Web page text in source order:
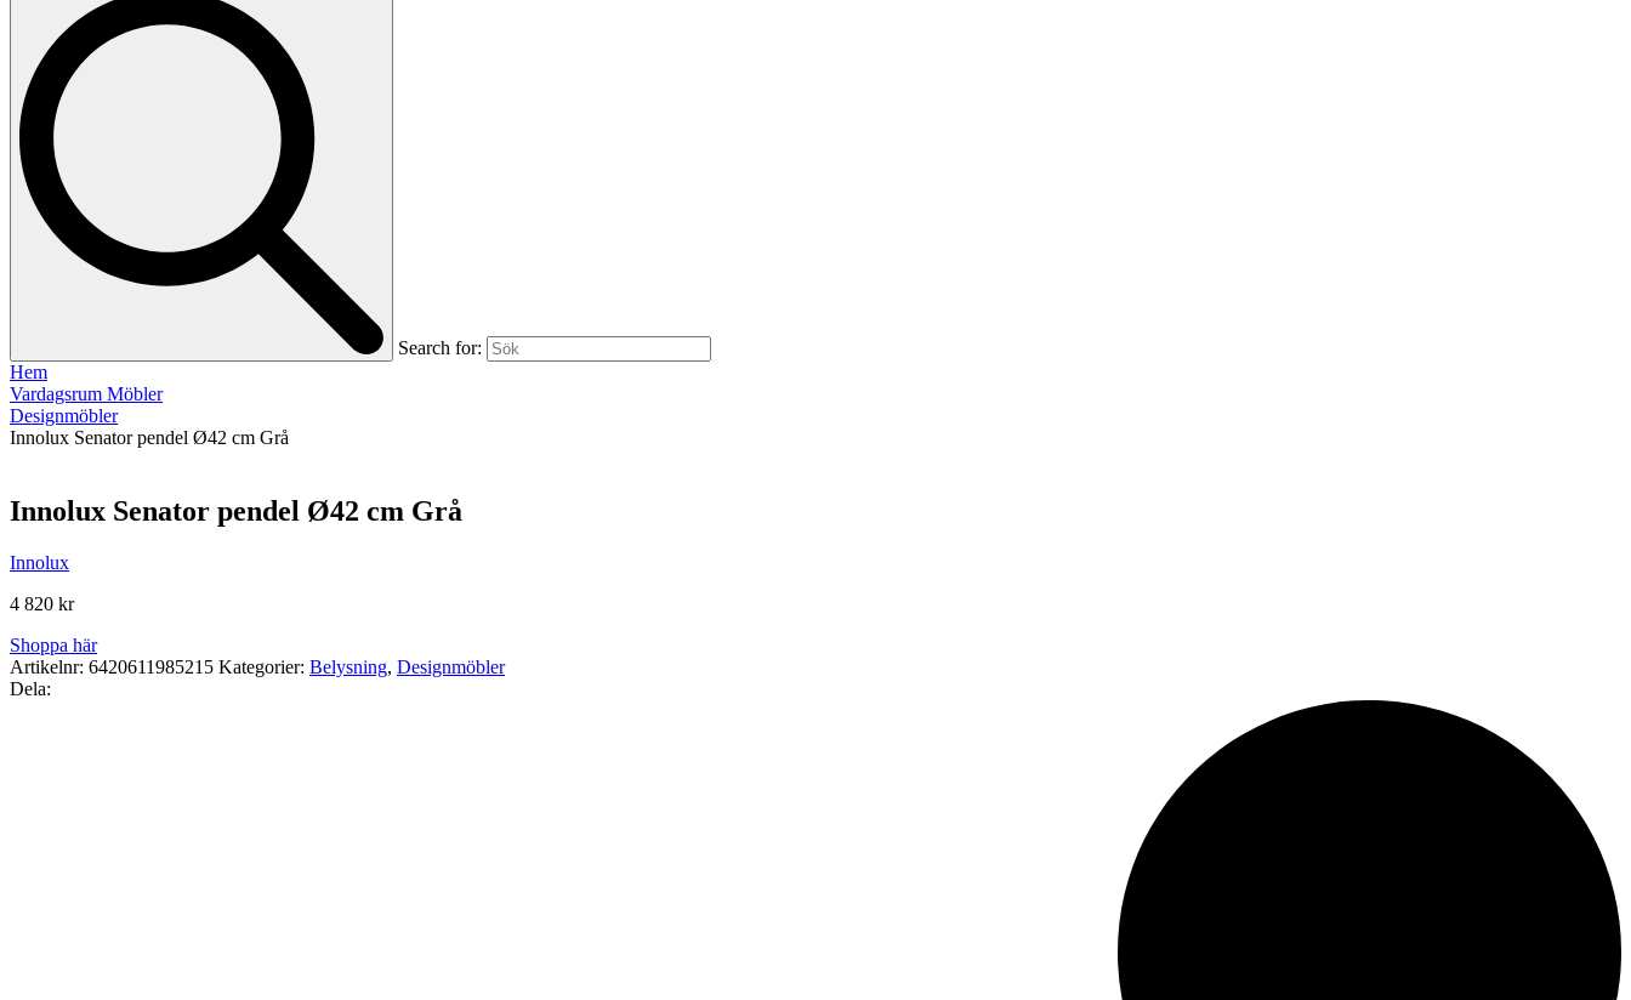
Search for:
Hem
Vardagsrum Möbler
Designmöbler
Innolux Senator pendel Ø42 cm Grå
Innolux Senator pendel Ø42 cm Grå
Innolux
4 820 kr
Shoppa här
Artikelnr: 6420611985215 Kategorier: Belysning, Designmöbler
Dela: